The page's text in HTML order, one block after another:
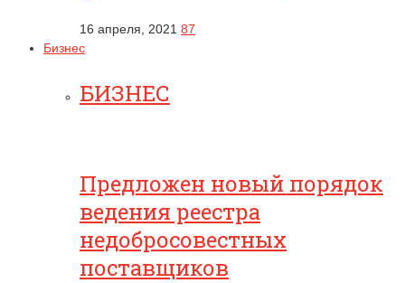
16 апреля, 2021 87
Бизнес
БИЗНЕС
Предложен новый порядок
ведения реестра
недобросовестных
поставщиков